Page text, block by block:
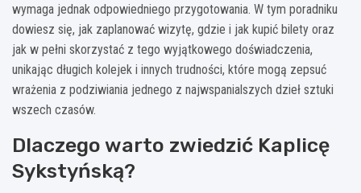
wymaga jednak odpowiedniego przygotowania. W tym poradniku
dowiesz się, jak zaplanować wizytę, gdzie i jak kupić bilety oraz
jak w pełni skorzystać z tego wyjątkowego doświadczenia,
unikając długich kolejek i innych trudności, które mogą zepsuć
wrażenia z podziwiania jednego z najwspanialszych dzieł sztuki
wszech czasów.
Dlaczego warto zwiedzić Kaplicę
Sykstyńską?